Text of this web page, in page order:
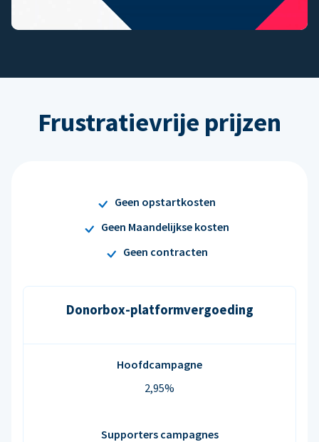
Frustratievrije prijzen
Geen opstartkosten
Geen Maandelijkse kosten
Geen contracten
Donorbox-platformvergoeding
Hoofdcampagne
2,95%
Supporters campagnes